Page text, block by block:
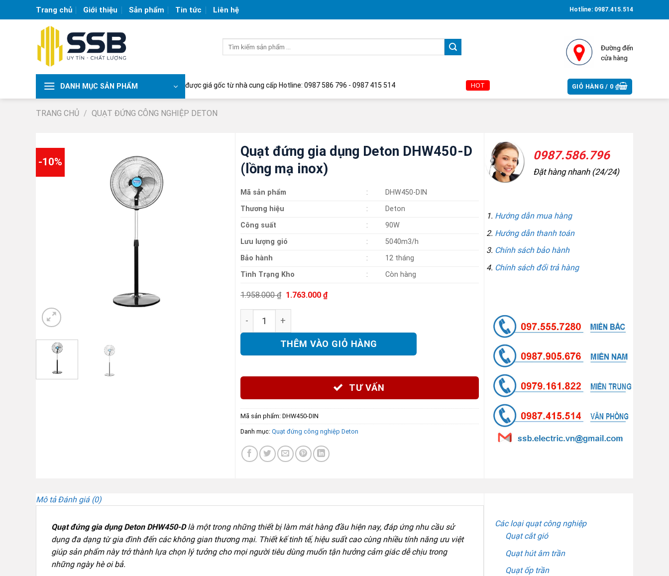
to
Trang chủ Giới thiệu Sản phẩm Tin tức Liên hệ Hotline: 0987.415.514
Đường đến
cửa hàng
DANH MỤC SẢN PHẨM
nghiệp lớn nhất Việt Nam | Liên hệ để nhận được giá gốc từ nhà cung cấp Hotline: 0987 586 796 - 0987 415 514 HOT GIỎ HÀNG / 0₫
TRANG CHỦ / QUẠT ĐỨNG CÔNG NGHIỆP DETON
-10%
Quạt đứng gia dụng Deton DHW450-D
(lồng mạ inox)
Mã sản phẩm :
DHW450-DIN
Thương hiệu
:
Deton
Công suất
:
90W
Lưu lượng gió
:
5040m3/h
Bảo hành
:
12 tháng
Tình Trạng Kho
: Còn hàng
1.958.000₫ Giá
là:
1.958.000 ₫.
1.763.000 ₫Giá
hiện
THÊM VÀO GIỎ HÀNG
TƯ VẤN
Mã sản phẩm: DHW450-DIN
Danh mục: Quạt đứng công nghiệp Deton
0987.586.796
Đặt hàng nhanh (24/24)
Hướng dẫn mua hàng
Hướng dẫn thanh toán
Chính sách bảo hành
Chính sách đổi trả hàng
Mô tả Đánh giá (0)
Quạt đứng gia dụng Deton DHW450-Dlà một trong những thiết bị làm mát hàng đầu hiện nay, đáp ứng nhu cầu sử
dụng đa dạng từ gia đình đến các không gian thương mại. Thiết kế tinh tế, hiệu suất cao cùng nhiều tính năng ưu việt
giúp sản phẩm này trở thành lựa chọn lý tưởng cho mọi người tiêu dùng muốn tận hưởng cảm giác dễ chịu trong
những ngày hè oi bả.
Các loại quạt công nghiệp
Quạt cắt gió
Quạt hút âm trần
Quạt ốp trần